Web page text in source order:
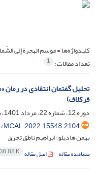
کلیدواژه‌ها =موسم الهجرة إلی
تعداد مقالات: 1
تحلیل گفتمان انتقادی در رمان
فرکلاف)
دوره 12، شماره 22، مرداد 1401، صفحه
MCAL.2022.15548.2104
بهمن هادیلو؛ ابراهیم ناطق تجرق
مشاهده مقاله اصل مقاله K